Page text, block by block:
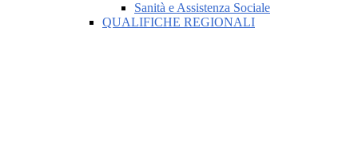
Sanità e Assistenza Sociale
QUALIFICHE REGIONALI